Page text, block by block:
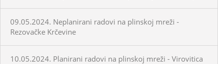
09.05.2024. Neplanirani radovi na plinskoj mreži -
Rezovačke Krčevine
10.05.2024. Planirani radovi na plinskoj mreži - Virovitica